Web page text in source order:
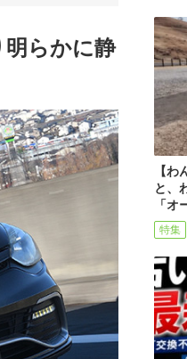
明らかに静
【
と、
「
特集